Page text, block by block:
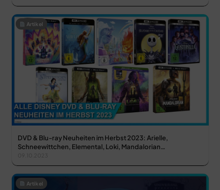
Artikel
DVD & Blu-ray Neuheiten im Herbst 2023: Arielle,
Schneewittchen, Elemental, Loki, Mandalorian…
09.10.2023
Artikel